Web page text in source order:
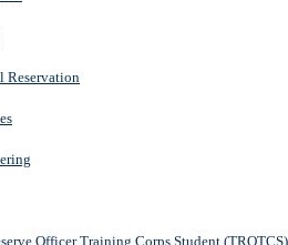
Reservation
Officer Training Corps Student (TROTCS)